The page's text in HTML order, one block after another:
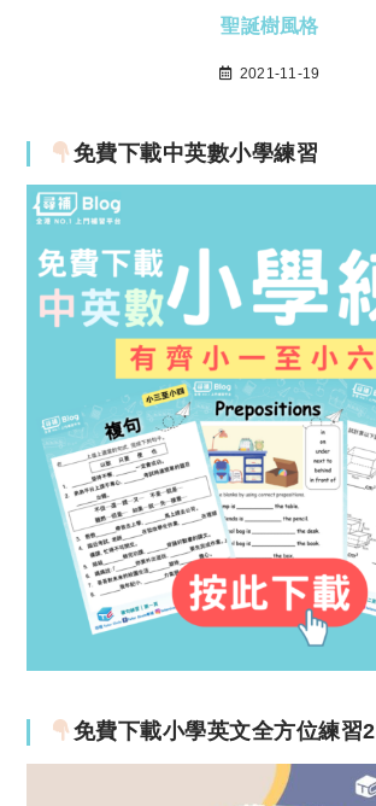
聖誕樹風格
2021-11-19
免費下載中英數小學練習
免費下載小學英文全方位練習2